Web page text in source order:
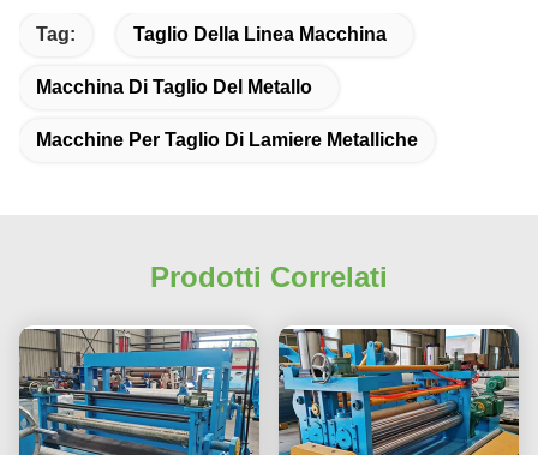
Tag: Taglio Della Linea Macchina
Macchina Di Taglio Del Metallo
Macchine Per Taglio Di Lamiere Metalliche
Prodotti Correlati